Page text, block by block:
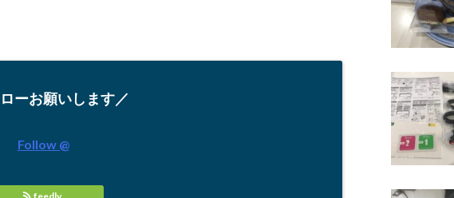
ーお願いします／
Follow @
feedly